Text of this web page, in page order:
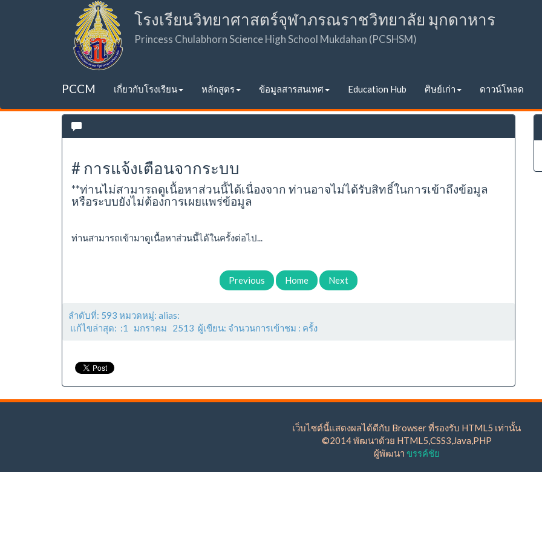
โรงเรียนวิทยาศาสตร์จุฬาภรณราชวิทยาลัย มุกดาหาร
Princess Chulabhorn Science High School Mukdahan (PCSHSM)
PCCM เกี่ยวกับโรงเรียน หลักสูตร ข้อมูลสารสนเทศ Education Hub ศิษย์เก่า ดาวน์โหลด
# การแจ้งเตือนจากระบบ
**ท่านไม่สามารถดูเนื้อหาส่วนนี้ได้เนื่องจาก ท่านอาจไม่ได้รับสิทธิ์ในการเข้าถึงข้อมูล
หรือระบบยังไม่ต้องการเผยแพร่ข้อมูล
ท่านสามารถเข้ามาดูเนื้อหาส่วนนี้ได้ในครั้งต่อไป...
Previous Home Next
ลำดับที่: 593 หมวดหมู่: alias:
แก้ไขล่าสุด: :1 มกราคม 2513 ผู้เขียน: จำนวนการเข้าชม : ครั้ง
เว็บไซต์นี้แสดงผลได้ดีกับ Browser ที่รองรับ HTML5 เท่านั้น
©2014 พัฒนาด้วย HTML5,CSS3,Java,PHP
ผู้พัฒนา ขรรค์ชัย